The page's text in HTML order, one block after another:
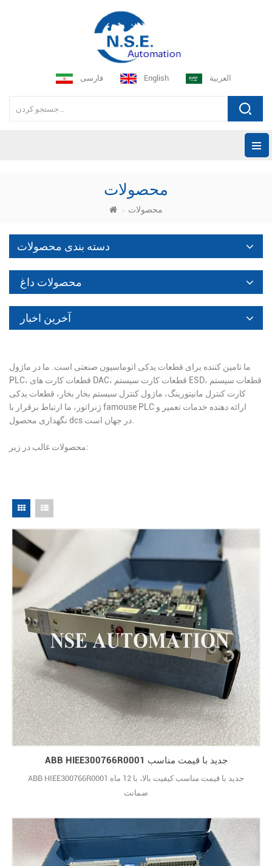
فارسی English العربية
محصولات
محصولات
دسته بندی محصولات
محصولات داغ
آخرین اخبار
ما تامین کننده برای قطعات یدکی اتوماسیون صنعتی است. ما در ماژول
PLC، قطعات کارت های DAC، قطعات کارت سیستم ESD، قطعات سیستم
کارت کنترل مانیتورینگ، ماژول کنترل سیستم بخار بخار، قطعات یدکی
ژنراتور، ما ارتباط برقرار با famouse PLC ارائه دهنده خدمات تعمیر و
محصولات غالب در زیر:
ABB HIEE300766R0001 جدید با قیمت مناسب
ABB HIEE300766R0001 جدید با قیمت مناسب کیفیت بالا، با 12 ماه
ضمانت